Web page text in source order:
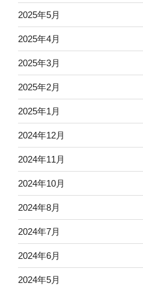
2025年5月
2025年4月
2025年3月
2025年2月
2025年1月
2024年12月
2024年11月
2024年10月
2024年8月
2024年7月
2024年6月
2024年5月